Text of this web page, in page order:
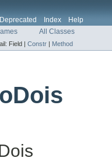
Deprecated Index
Help
All Classes
Field | Constr | Method